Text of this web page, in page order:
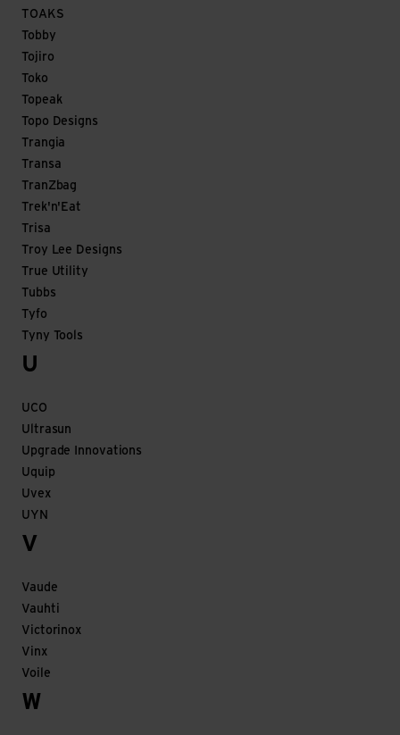
TOAKS
Tobby
Tojiro
Toko
Topeak
Topo Designs
Trangia
Transa
TranZbag
Trek'n'Eat
Trisa
Troy Lee Designs
True Utility
Tubbs
Tyfo
Tyny Tools
U
UCO
Ultrasun
Upgrade Innovations
Uquip
Uvex
UYN
V
Vaude
Vauhti
Victorinox
Vinx
Voile
W